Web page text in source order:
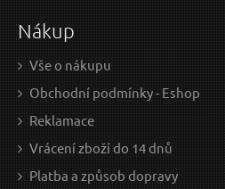
Nákup
Vše o nákupu
Obchodní podmínky - Eshop
Reklamace
Vrácení zboží do 14 dnů
Platba a způsob dopravy